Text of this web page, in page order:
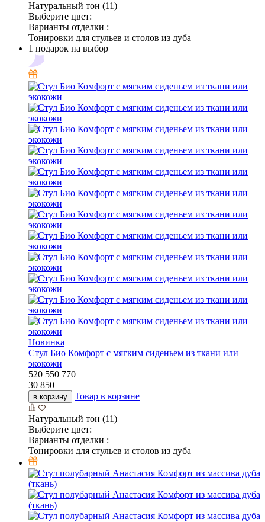
Натуральный тон (11)
Выберите цвет:
Варианты отделки :
Тонировки для стульев и столов из дуба
1 подарок на выбор
Новинка
Стул Био Комфорт с мягким сиденьем из ткани или
экокожи
520 550 770
30 850
в корзину Товар в корзине
Натуральный тон (11)
Выберите цвет:
Варианты отделки :
Тонировки для стульев и столов из дуба